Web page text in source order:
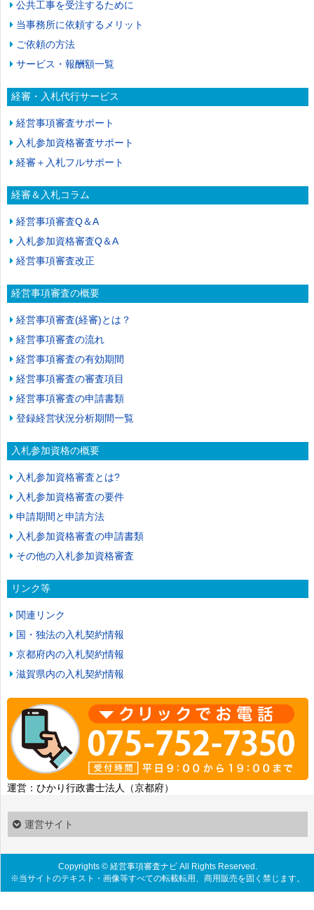
公共工事を受注するために
当事務所に依頼するメリット
ご依頼の方法
サービス・報酬額一覧
経審・入札代行サービス
経営事項審査サポート
入札参加資格審査サポート
経審＋入札フルサポート
経審＆入札コラム
経営事項審査Q＆A
入札参加資格審査Q＆A
経営事項審査改正
経営事項審査の概要
経営事項審査(経審)とは？
経営事項審査の流れ
経営事項審査の有効期間
経営事項審査の審査項目
経営事項審査の申請書類
登録経営状況分析期間一覧
入札参加資格の概要
入札参加資格審査とは?
入札参加資格審査の要件
申請期間と申請方法
入札参加資格審査の申請書類
その他の入札参加資格審査
リンク等
関連リンク
国・独法の入札契約情報
京都府内の入札契約情報
滋賀県内の入札契約情報
運営：ひかり行政書士法人（京都府）
運営サイト
Copyrights © 経営事項審査ナビ All Rights Reserved.
※当サイトのテキスト・画像等すべての転載転用、商用販売を固く禁じます。